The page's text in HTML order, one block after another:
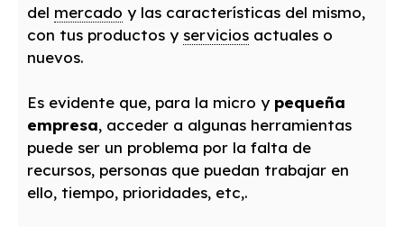
del mercado y las características del mismo,
con tus productos y servicios actuales o
nuevos.
Es evidente que, para la micro y pequeña
empresa, acceder a algunas herramientas
puede ser un problema por la falta de
recursos, personas que puedan trabajar en
ello, tiempo, prioridades, etc,.